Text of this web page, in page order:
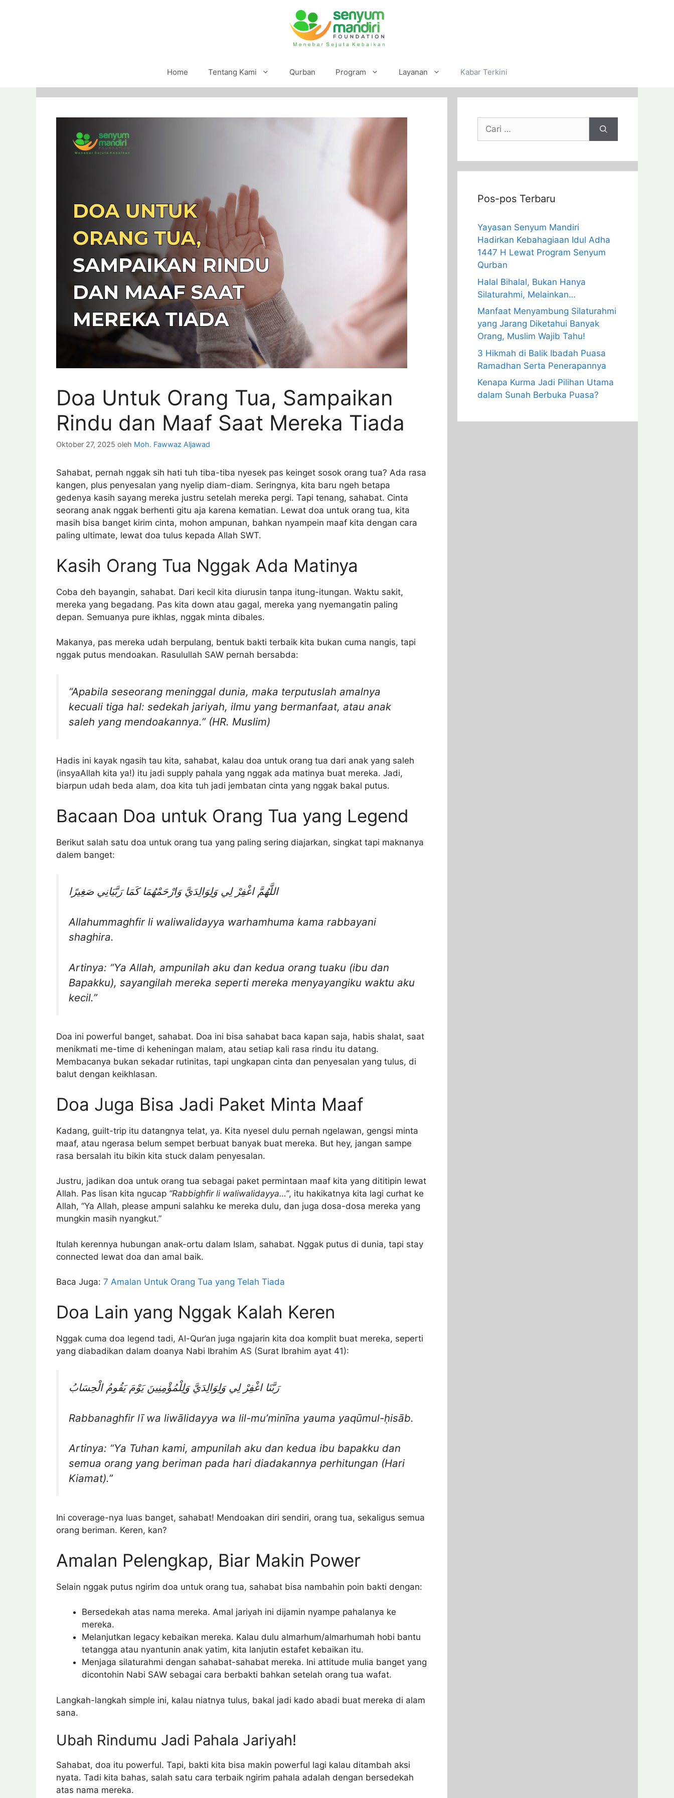
Home Tentang Kami Qurban Program Layanan Kabar Terkini
Doa Untuk Orang Tua, Sampaikan
Rindu dan Maaf Saat Mereka Tiada
Oktober 27, 2025 oleh Moh. Fawwaz Aljawad
Sahabat, pernah nggak sih hati tuh tiba-tiba nyesek pas keinget sosok orang tua? Ada rasa
kangen, plus penyesalan yang nyelip diam-diam. Seringnya, kita baru ngeh betapa
gedenya kasih sayang mereka justru setelah mereka pergi. Tapi tenang, sahabat. Cinta
seorang anak nggak berhenti gitu aja karena kematian. Lewat doa untuk orang tua, kita
masih bisa banget kirim cinta, mohon ampunan, bahkan nyampein maaf kita dengan cara
paling ultimate, lewat doa tulus kepada Allah SWT.
Kasih Orang Tua Nggak Ada Matinya
Coba deh bayangin, sahabat. Dari kecil kita diurusin tanpa itung-itungan. Waktu sakit,
mereka yang begadang. Pas kita down atau gagal, mereka yang nyemangatin paling
depan. Semuanya pure ikhlas, nggak minta dibales.
Makanya, pas mereka udah berpulang, bentuk bakti terbaik kita bukan cuma nangis, tapi
nggak putus mendoakan. Rasulullah SAW pernah bersabda:
“Apabila seseorang meninggal dunia, maka terputuslah amalnya
kecuali tiga hal: sedekah jariyah, ilmu yang bermanfaat, atau anak
saleh yang mendoakannya.” (HR. Muslim)
Hadis ini kayak ngasih tau kita, sahabat, kalau doa untuk orang tua dari anak yang saleh
(insyaAllah kita ya!) itu jadi supply pahala yang nggak ada matinya buat mereka. Jadi,
biarpun udah beda alam, doa kita tuh jadi jembatan cinta yang nggak bakal putus.
Bacaan Doa untuk Orang Tua yang Legend
Berikut salah satu doa untuk orang tua yang paling sering diajarkan, singkat tapi maknanya
dalem banget:
اللَّهُمَّ اغْفِرْ لِي وَلِوَالِدَيَّ وَارْحَمْهُمَا كَمَا رَبَّيَانِي صَغِيرًا
Allahummaghfir li waliwalidayya warhamhuma kama rabbayani
shaghira.
Artinya: “Ya Allah, ampunilah aku dan kedua orang tuaku (ibu dan
Bapakku), sayangilah mereka seperti mereka menyayangiku waktu aku
kecil.”
Doa ini powerful banget, sahabat. Doa ini bisa sahabat baca kapan saja, habis shalat, saat
menikmati me-time di keheningan malam, atau setiap kali rasa rindu itu datang.
Membacanya bukan sekadar rutinitas, tapi ungkapan cinta dan penyesalan yang tulus, di
balut dengan keikhlasan.
Doa Juga Bisa Jadi Paket Minta Maaf
Kadang, guilt-trip itu datangnya telat, ya. Kita nyesel dulu pernah ngelawan, gengsi minta
maaf, atau ngerasa belum sempet berbuat banyak buat mereka. But hey, jangan sampe
rasa bersalah itu bikin kita stuck dalam penyesalan.
Justru, jadikan doa untuk orang tua sebagai paket permintaan maaf kita yang dititipin lewat
Allah. Pas lisan kita ngucap “Rabbighfir li waliwalidayya…”, itu hakikatnya kita lagi curhat ke
Allah, “Ya Allah, please ampuni salahku ke mereka dulu, dan juga dosa-dosa mereka yang
mungkin masih nyangkut.”
Itulah kerennya hubungan anak-ortu dalam Islam, sahabat. Nggak putus di dunia, tapi stay
connected lewat doa dan amal baik.
Baca Juga: 7 Amalan Untuk Orang Tua yang Telah Tiada
Doa Lain yang Nggak Kalah Keren
Nggak cuma doa legend tadi, Al-Qur’an juga ngajarin kita doa komplit buat mereka, seperti
yang diabadikan dalam doanya Nabi Ibrahim AS (Surat Ibrahim ayat 41):
رَبَّنَا اغْفِرْ لِي وَلِوَالِدَيَّ وَلِلْمُؤْمِنِينَ يَوْمَ يَقُومُ الْحِسَابُ
Rabbanaghfir lī wa liwālidayya wa lil-mu’minīna yauma yaqūmul-ḥisāb.
Artinya: “Ya Tuhan kami, ampunilah aku dan kedua ibu bapakku dan
semua orang yang beriman pada hari diadakannya perhitungan (Hari
Kiamat).”
Ini coverage-nya luas banget, sahabat! Mendoakan diri sendiri, orang tua, sekaligus semua
orang beriman. Keren, kan?
Amalan Pelengkap, Biar Makin Power
Selain nggak putus ngirim doa untuk orang tua, sahabat bisa nambahin poin bakti dengan:
Bersedekah atas nama mereka. Amal jariyah ini dijamin nyampe pahalanya ke
mereka.
Melanjutkan legacy kebaikan mereka. Kalau dulu almarhum/almarhumah hobi bantu
tetangga atau nyantunin anak yatim, kita lanjutin estafet kebaikan itu.
Menjaga silaturahmi dengan sahabat-sahabat mereka. Ini attitude mulia banget yang
dicontohin Nabi SAW sebagai cara berbakti bahkan setelah orang tua wafat.
Langkah-langkah simple ini, kalau niatnya tulus, bakal jadi kado abadi buat mereka di alam
sana.
Ubah Rindumu Jadi Pahala Jariyah!
Sahabat, doa itu powerful. Tapi, bakti kita bisa makin powerful lagi kalau ditambah aksi
nyata. Tadi kita bahas, salah satu cara terbaik ngirim pahala adalah dengan bersedekah
atas nama mereka.
Pos-pos Terbaru
Yayasan Senyum Mandiri
Hadirkan Kebahagiaan Idul Adha
1447 H Lewat Program Senyum
Qurban
Halal Bihalal, Bukan Hanya
Silaturahmi, Melainkan…
Manfaat Menyambung Silaturahmi
yang Jarang Diketahui Banyak
Orang, Muslim Wajib Tahu!
3 Hikmah di Balik Ibadah Puasa
Ramadhan Serta Penerapannya
Kenapa Kurma Jadi Pilihan Utama
dalam Sunah Berbuka Puasa?